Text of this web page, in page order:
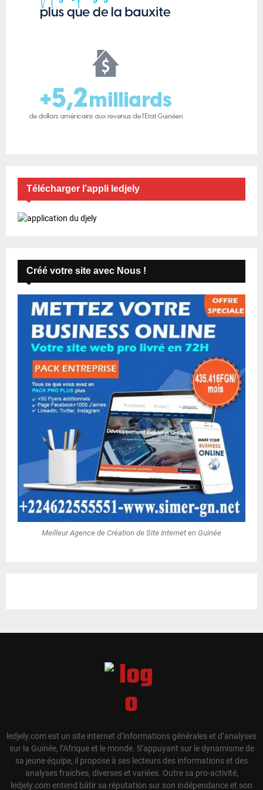
Télécharger l’appli ledjely
Créé votre site avec Nous !
Meilleur Agence de Création de Site Internet en Guinée
ledjely.com est un site internet d’informations générales et d’analyses
sur la Guinée, l’Afrique et le monde. S’appuyant sur le dynamisme de
sa jeune équipe, il propose à ses lecteurs des informations et des
analyses fraiches, diverses et variées. Outre sa pro-activité,
ledjely.com entend bâtir sa réputation sur son indépendance et son